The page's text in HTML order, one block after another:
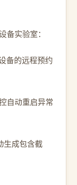
备实验室：
备的远程预约
自动重启异常
生成包含截